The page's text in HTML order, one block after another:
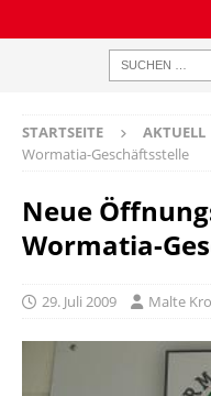
STARTSEITE AKTUELL
Wormatia-Geschäftsstelle
Neue
Wormatia-
29. Juli 2009 Malte